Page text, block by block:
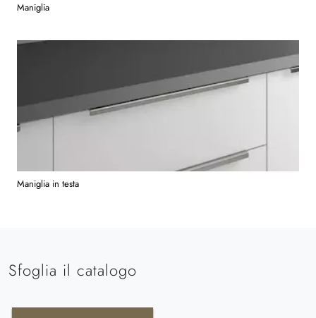
Maniglia
Maniglia in testa
Sfoglia il catalogo